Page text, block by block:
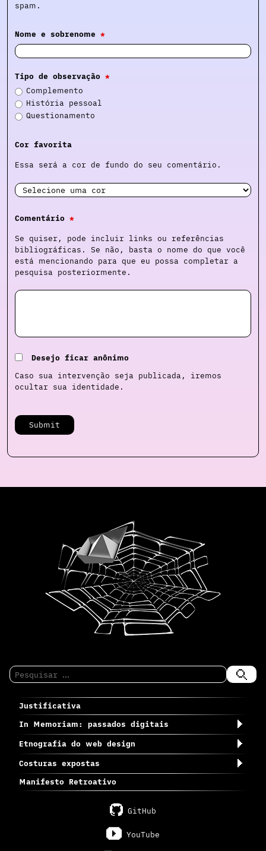
spam.
Nome e sobrenome *
Tipo de observação *
Complemento
História pessoal
Questionamento
Cor favorita
Essa será a cor de fundo do seu comentário.
Comentário *
Se quiser, pode incluir links ou referências
bibliográficas. Se não, basta o nome do que você
está mencionando para que eu possa completar a
pesquisa posteriormente.
Desejo ficar anônimo
Caso sua intervenção seja publicada, iremos
ocultar sua identidade.
Pesquisar
por:
Justificativa
In Memoriam: passados digitais
Etnografia do web design
Costuras expostas
Manifesto Retroativo
GitHub
YouTube